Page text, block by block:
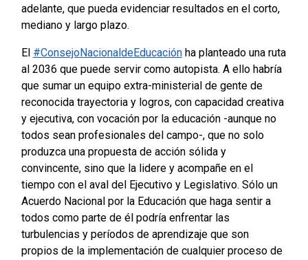
adelante, que pueda evidenciar resultados en el corto,
mediano y largo plazo.
El #ConsejoNacionaldeEducaciónha planteado una ruta
al 2036 que puede servir como autopista. A ello habría
que sumar un equipo extra-ministerial de gente de
reconocida trayectoria y logros, con capacidad creativa
y ejecutiva, con vocación por la educación -aunque no
todos sean profesionales del campo-, que no solo
produzca una propuesta de acción sólida y
convincente, sino que la lidere y acompañe en el
tiempo con el aval del Ejecutivo y Legislativo. Sólo un
Acuerdo Nacional por la Educación que haga sentir a
todos como parte de él podría enfrentar las
turbulencias y períodos de aprendizaje que son
propios de la implementación de cualquier proceso de